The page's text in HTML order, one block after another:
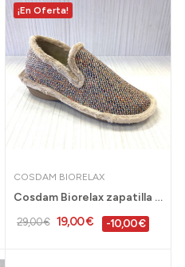
¡En Oferta!
COSDAM BIORELAX
Cosdam Biorelax zapatilla de casa cerrada mujer...
29,00 € 19,00 € -10,00 €